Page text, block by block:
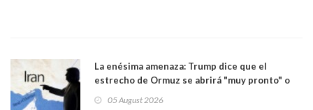
La enésima amenaza: Trump dice que el
estrecho de Ormuz se abrirá "muy pronto" o
05 August 2026